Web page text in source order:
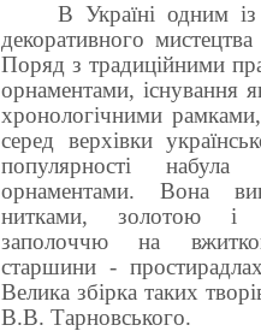
В Україні одним
декоративного
Поряд з традиційними
орнаментами, існування
хронологічними
серед верхівки
популярності
орнаментами. Вона
нитками, золотою і
заполоччю на
старшини -
Велика збірка таких
В.В. Тарновського.